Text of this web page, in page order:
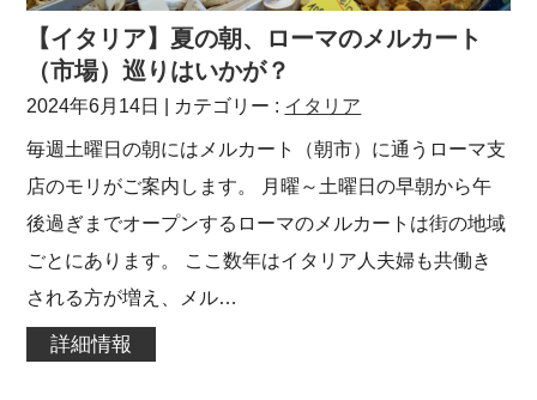
【イタリア】夏の朝、ローマのメルカート
（市場）巡りはいかが？
2024年6月14日 | カテゴリー : イタリア
毎週土曜日の朝にはメルカート（朝市）に通うローマ支
店のモリがご案内します。 月曜～土曜日の早朝から午
後過ぎまでオープンするローマのメルカートは街の地域
ごとにあります。 ここ数年はイタリア人夫婦も共働き
される方が増え、メル…
詳細情報